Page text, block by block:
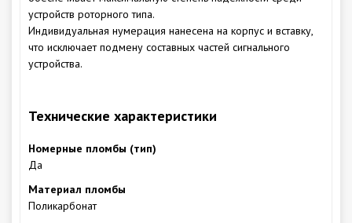
устройств роторного типа.
Индивидуальная нумерация нанесена на корпус и вставку,
что исключает подмену составных частей сигнального
устройства.
Технические характеристики
Номерные пломбы (тип)
Да
Материал пломбы
Поликарбонат